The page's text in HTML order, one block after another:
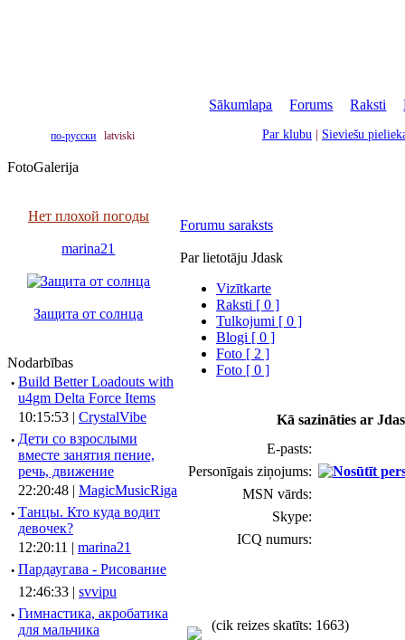
Sākumlapa |Forums |Raksti |
по-русски latviski Par klubu Sieviešu
FotoGalerija
Нет плохой погоды
marina21
Защита от солнца
Nodarbības
· Build Better Loadouts with
u4gm Delta Force Items
10:15:53 | CrystalVibe
· Дети со взрослыми
вместе занятия пение,
речь, движение
22:20:48 | MagicMusicRiga
· Танцы. Кто куда водит
девочек?
12:20:11 | marina21
· Пардаугава - Рисование
12:46:33 | svvipu
· Гимнастика, акробатика
для мальчика
Forumu saraksts
Par lietotāju Jdask
Vizītkarte
Raksti [ 0 ]
Tulkojumi [ 0 ]
Blogi [ 0 ]
Foto [ 2 ]
Foto [ 0 ]
Kā sazināties ar
E-pasts:
Personīgais ziņojums:
MSN vārds:
Skype:
ICQ numurs:
(cik reizes skatīts: 1663)